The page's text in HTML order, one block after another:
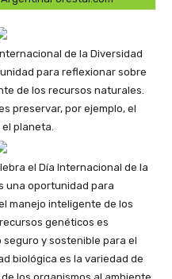
de la Diversidad
para reflexionar sobre
de los recursos naturales.
preservar, por ejemplo, el
planeta.
el Día Internacional de la
una oportunidad para
manejo inteligente de los
genéticos es
seguro y sostenible para el
biológica es la variedad de